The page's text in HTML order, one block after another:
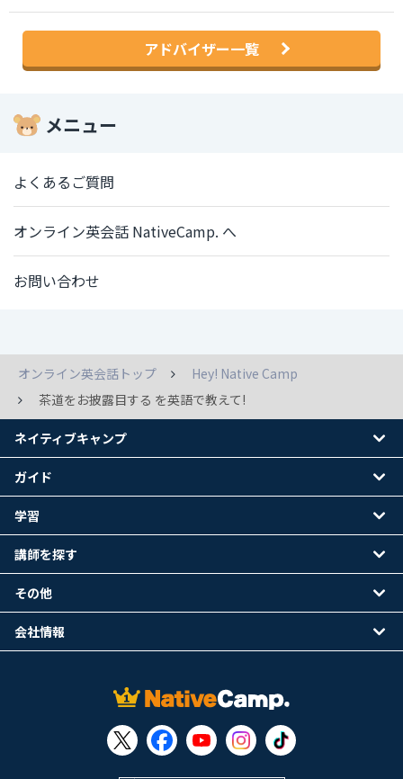
アドバイザー一覧
メニュー
よくあるご質問
オンライン英会話 NativeCamp. へ
お問い合わせ
オンライン英会話トップ
Hey! Native Camp
茶道をお披露目する を英語で教えて!
ネイティブキャンプ
ガイド
学習
講師を探す
その他
会社情報